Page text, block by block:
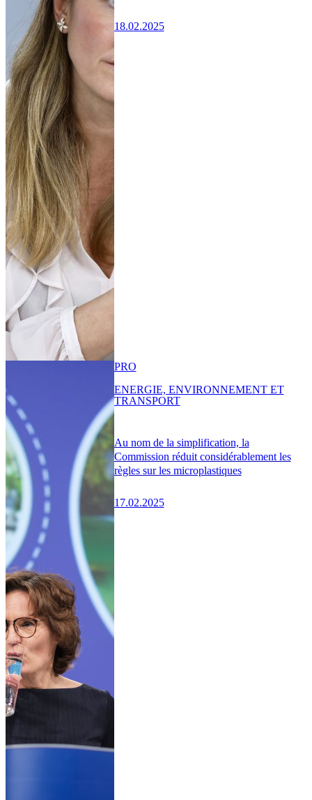
18.02.2025
Au nom de la simplification, la
Commission réduit considérablement les
règles sur les microplastiques
17.02.2025
PRO
ENERGIE, ENVIRONNEMENT ET
TRANSPORT